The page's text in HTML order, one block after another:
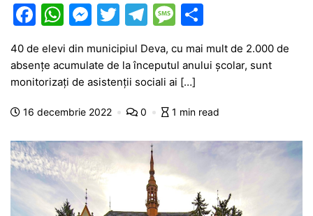
F
c
e
b
o
k
W
h
at
s
A
p
M
s
s
e
g
er
T
w
itt
er
T
e
gr
a
m
M
s
s
a
e
ta
a
ă
40 de elevi din municipiul Deva, cu mai mult de 2.000 de
absențe acumulate de la începutul anului școlar, sunt
monitorizați de asistenții sociali ai […]
16 decembrie 2022 0 1 min read